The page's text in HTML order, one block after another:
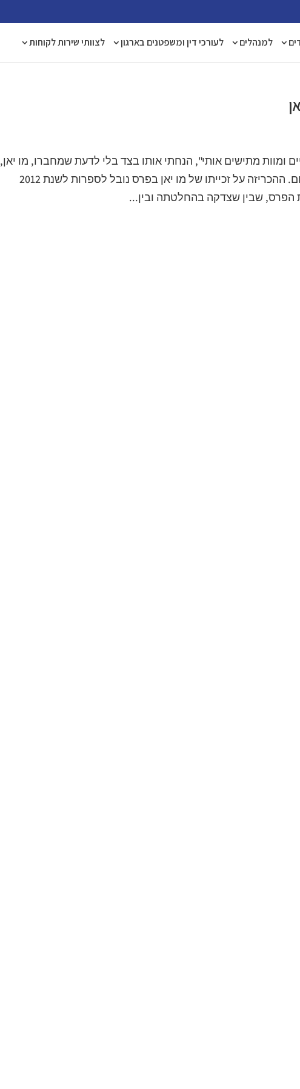
למנהלים לעורכי דין ומשפטנים בארגון לצוותי שירות לקוחות
ומוות מתישים אותי", הנחתי אותו בצד בלי לדעת שמחברו, מו יאן,
הוא מחשובי הסופרים הסינים החיים כיום. ההכריזה על זכייתו של מו יאן בפרס נובל לספרות לשנת 2012
הפרס, שבין שצדקה בהחלטתה ובין...